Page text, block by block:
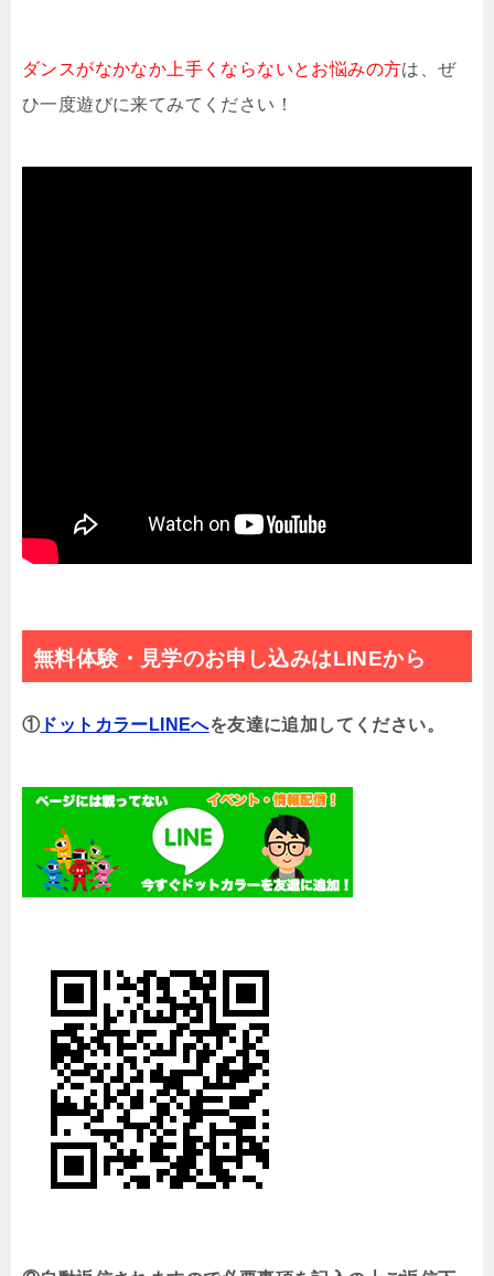
ダンスがなかなか上手くならないとお悩みの方は、ぜ
ひ一度遊びに来てみてください！
無料体験・見学のお申し込みはLINEから
①ドットカラーLINEへを友達に追加してください。